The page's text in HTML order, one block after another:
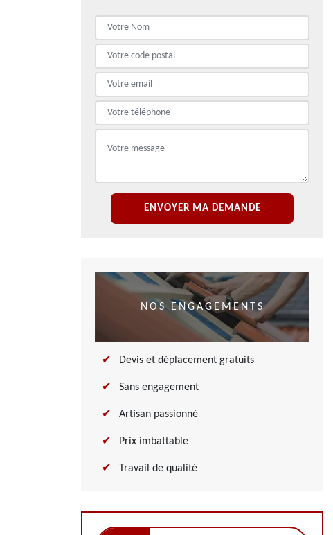
NOS ENGAGEMENTS
Devis et déplacement gratuits
Sans engagement
Artisan passionné
Prix imbattable
Travail de qualité